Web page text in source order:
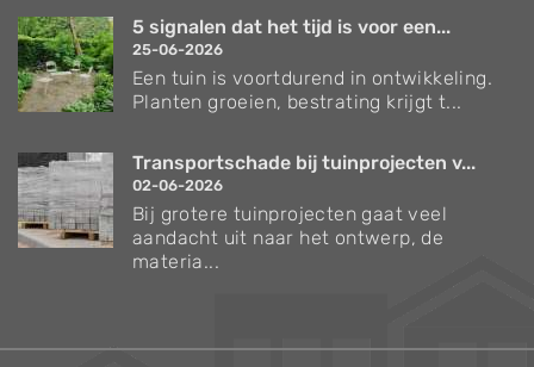
5 signalen dat het tijd is voor een...
25-06-2026
Een tuin is voortdurend in ontwikkeling.
Planten groeien, bestrating krijgt t...
Transportschade bij tuinprojecten v...
02-06-2026
Bij grotere tuinprojecten gaat veel
aandacht uit naar het ontwerp, de
materia...